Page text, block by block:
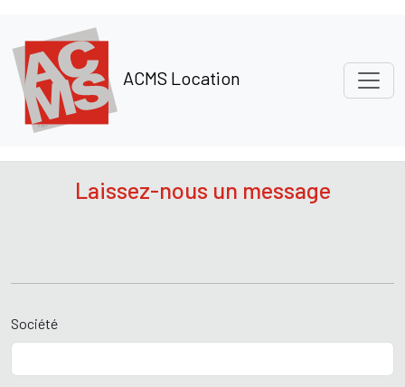
ACMS Location
Laissez-nous un message
Société